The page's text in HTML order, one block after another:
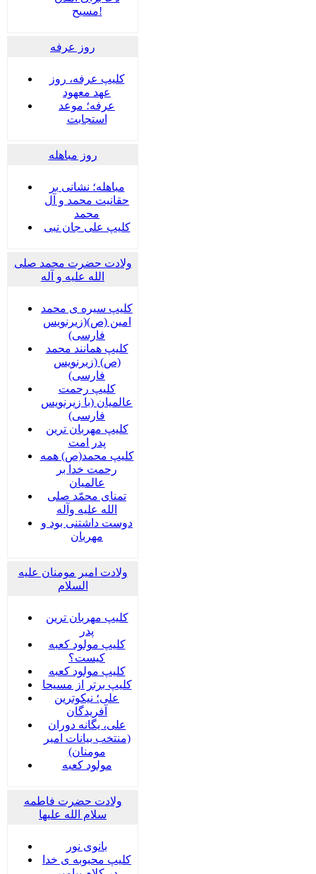
مسیح!
روز عرفه
کلیپ عرفه، روز
عهد معهود
عرفه؛ موعد
استجابت
روز مباهله
مباهله؛ نشانی بر
حقانیت محمد و آل
محمد
کلیپ علی جان نبی
ولادت حضرت محمد صلی
الله علیه و آله
کلیپ سیره ی محمد
امین (ص)(زیرنویس
فارسی)
کلیپ همانند محمد
(ص) (زیرنویس
فارسی)
کلیپ رحمت
عالمیان (با زیرنویس
فارسی)
کلیپ مهربان ترین
پدر امت
کلیپ محمد(ص) همه
رحمت خدا بر
عالمیان
تمنای محمّد صلی
الله علیه وآله
دوست داشتنی بود و
مهربان
ولادت امیر مومنان علیه
السلام
کلیپ مهربان ترین
پدر
کلیپ مولود کعبه
کیست؟
کلیپ مولود کعبه
کلیپ برتر از مسیحا
علی؛ نیکوترین
آفریدگان
علی، یگانه دوران
(منتخب بیانات امیر
مومنان)
مولود کعبه
ولادت حضرت فاطمه
سلام الله علیها
بانوی نور
کلیپ محبوبه ی خدا